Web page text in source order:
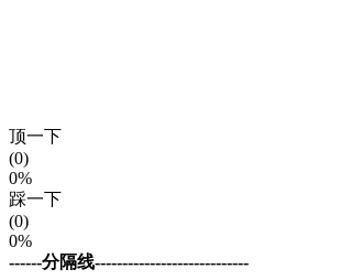
顶一下
(0)
0%
踩一下
(0)
0%
------分隔线----------------------------